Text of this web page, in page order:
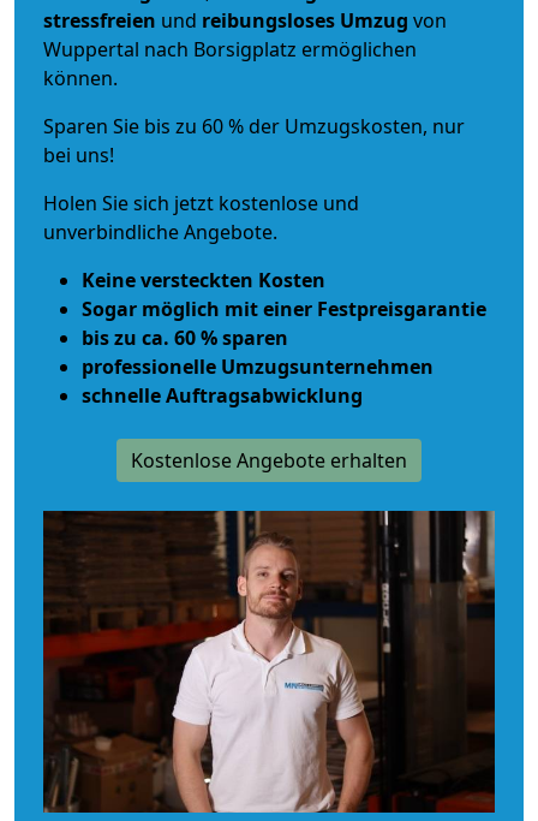
stressfreien und reibungsloses Umzug von
Wuppertal nach Borsigplatz ermöglichen
können.
Sparen Sie bis zu 60 % der Umzugskosten, nur
bei uns!
Holen Sie sich jetzt kostenlose und
unverbindliche Angebote.
Keine versteckten Kosten
Sogar möglich mit einer Festpreisgarantie
bis zu ca. 60 % sparen
professionelle Umzugsunternehmen
schnelle Auftragsabwicklung
Kostenlose Angebote erhalten